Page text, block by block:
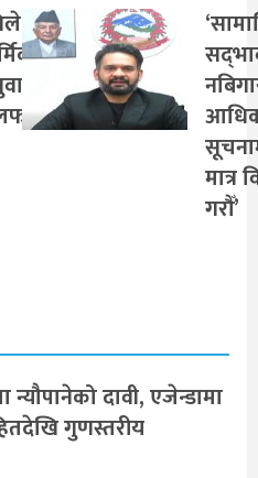
गरे
मात्र
गरौँ’
दावी, एजेन्डामा
गुणस्तरीय